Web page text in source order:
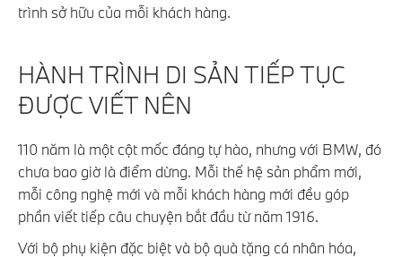
trình sở hữu của mỗi khách hàng.
HÀNH TRÌNH DI SẢN TIẾP TỤC
ĐƯỢC VIẾT NÊN
110 năm là một cột mốc đáng tự hào, nhưng với BMW, đó
chưa bao giờ là điểm dừng. Mỗi thế hệ sản phẩm mới,
mỗi công nghệ mới và mỗi khách hàng mới đều góp
phần viết tiếp câu chuyện bắt đầu từ năm 1916.
Với bộ phụ kiện đặc biệt và bộ quà tặng cá nhân hóa,